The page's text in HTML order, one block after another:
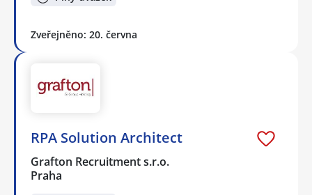
Zveřejněno: 20. června
RPA Solution Architect
Grafton Recruitment s.r.o.
Praha